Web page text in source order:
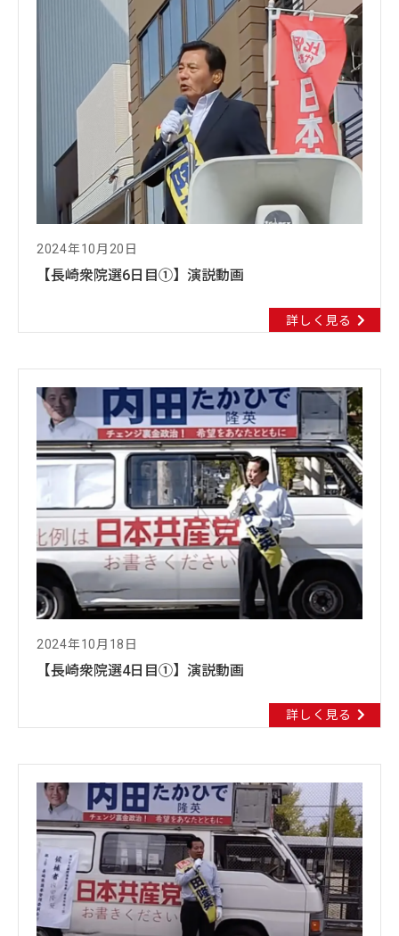
2024年10月20日
【長崎衆院選6日目①】演説動画
詳しく見る
2024年10月18日
【長崎衆院選4日目①】演説動画
詳しく見る